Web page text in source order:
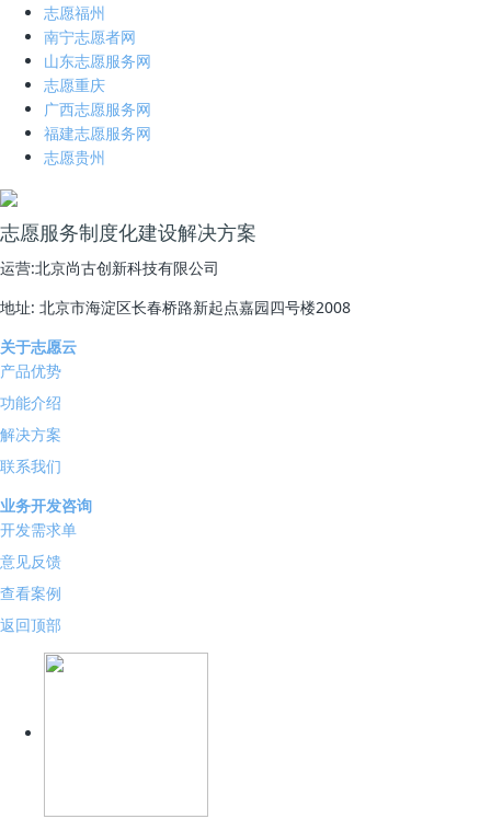
志愿福州
南宁志愿者网
山东志愿服务网
志愿重庆
广西志愿服务网
福建志愿服务网
志愿贵州
志愿服务制度化建设解决方案
运营:北京尚古创新科技有限公司
地址: 北京市海淀区长春桥路新起点嘉园四号楼2008
关于志愿云
产品优势
功能介绍
解决方案
联系我们
业务开发咨询
开发需求单
意见反馈
查看案例
返回顶部